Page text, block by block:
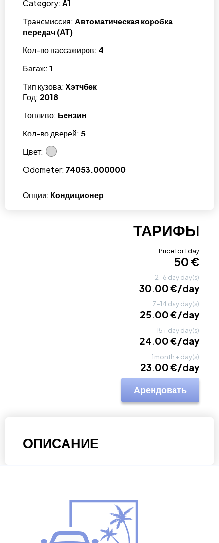
Category: A1
Трансмиссия: Автоматическая коробка
передач (АТ)
Кол-во пассажиров: 4
Багаж: 1
Тип кузова: Хэтчбек
Год: 2018
Топливо: Бензин
Кол-во дверей: 5
Цвет:
Odometer: 74053.000000
Опции: Кондиционер
ТАРИФЫ
Price for 1 day
50 €
2-6 day day(s)
30.00 €/day
7-14 day day(s)
25.00 €/day
15+ day day(s)
24.00 €/day
1 month + day(s)
23.00 €/day
Арендовать
ОПИСАНИЕ